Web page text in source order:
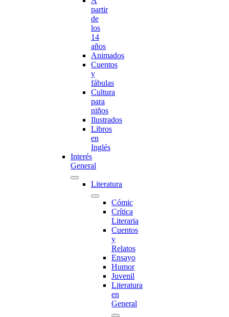
partir
de
los
14
años
Animados
Cuentos
y
fábulas
Cultura
para
niños
Ilustrados
Libros
en
Inglés
Interés
General
Literatura
Cómic
Crítica
Literaria
Cuentos
y
Relatos
Ensayo
Humor
Juvenil
Literatura
en
General